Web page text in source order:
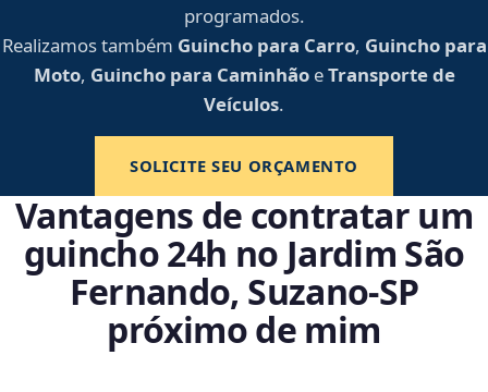
programados.
Realizamos também Guincho para Carro, Guincho para
Moto, Guincho para CaminhãoeTransporte de
Veículos.
SOLICITE SEU ORÇAMENTO
Vantagens de contratar um
guincho 24h no Jardim São
Fernando, Suzano‑SP
próximo de mim